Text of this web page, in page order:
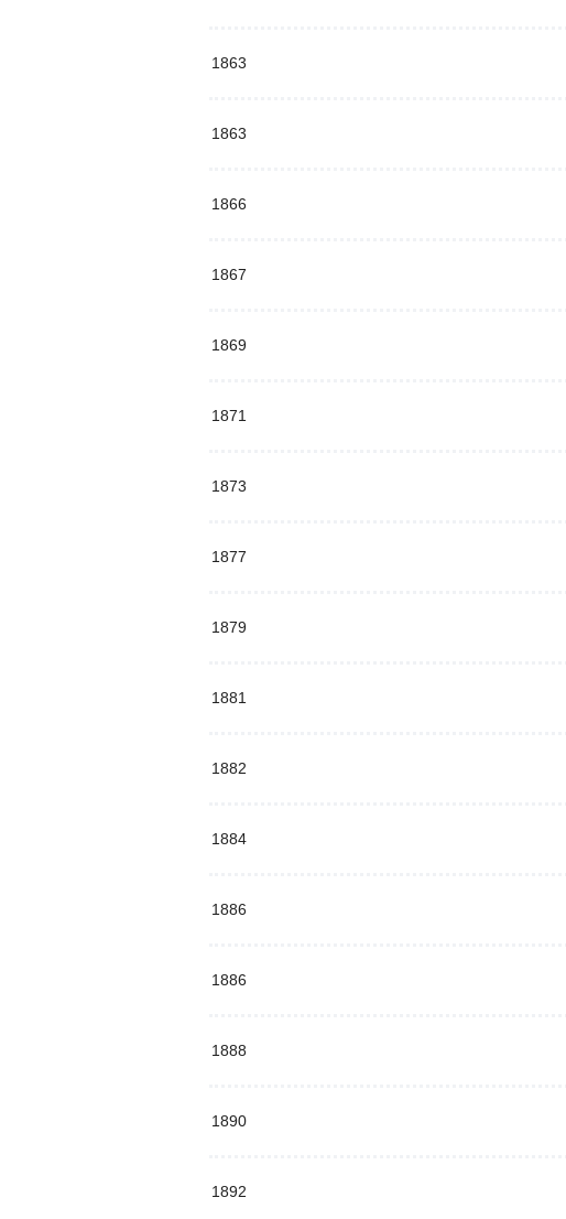
1863
1863
1866
1867
1869
1871
1873
1877
1879
1881
1882
1884
1886
1886
1888
1890
1892